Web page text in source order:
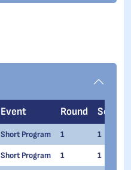
Event Round Series
Short Program 1 1
Short Program 1 1